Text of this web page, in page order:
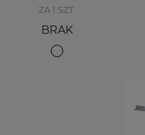
ZA 1 SZT.
BRAK